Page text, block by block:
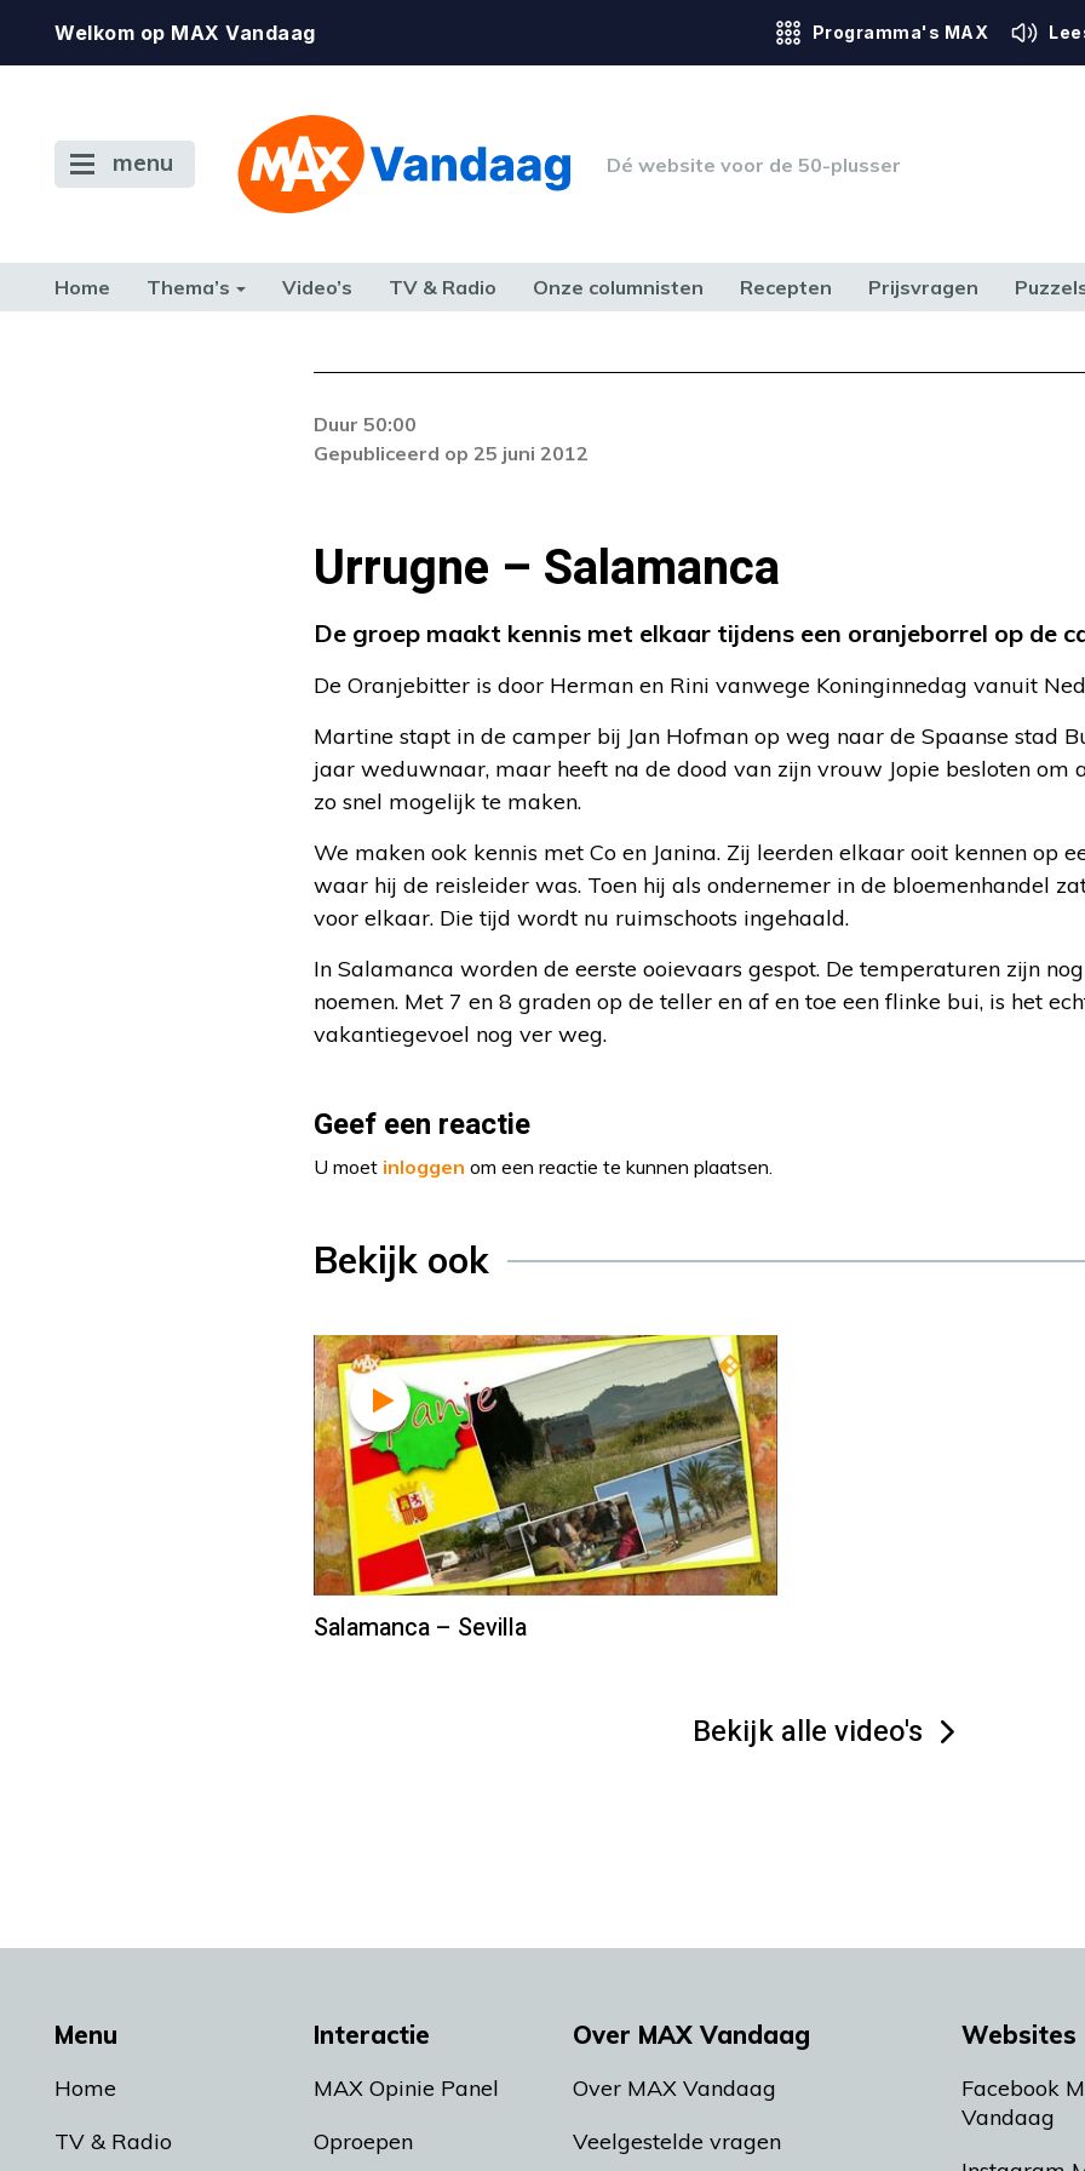
Welkom op MAX Vandaag Programma's MAX
menu Dé website voor de 50-plusser
Home Thema’s Video’s TV & Radio Onze columnisten Recepten Prijsvragen
Er is een fout opgetreden bij het afspelen van de
stream.
Duur 50:00
Gepubliceerd op 25 juni 2012
Urrugne – Salamanca
De groep maakt kennis met elkaar tijdens een oranjeborrel op de
De Oranjebitter is door Herman en Rini vanwege Koninginnedag vanuit
Martine stapt in de camper bij Jan Hofman op weg naar de Spaanse stad
jaar weduwnaar, maar heeft na de dood van zijn vrouw Jopie besloten om
zo snel mogelijk te maken.
We maken ook kennis met Co en Janina. Zij leerden elkaar ooit kennen op
waar hij de reisleider was. Toen hij als ondernemer in de bloemenhandel
voor elkaar. Die tijd wordt nu ruimschoots ingehaald.
In Salamanca worden de eerste ooievaars gespot. De temperaturen zijn
noemen. Met 7 en 8 graden op de teller en af en toe een flinke bui, is het
vakantiegevoel nog ver weg.
Geef een reactie
U moet inloggen om een reactie te kunnen plaatsen.
Bekijk ook
Salamanca – Sevilla
Bekijk alle video's
Menu
Home
TV & Radio
Interactie
MAX Opinie Panel
Oproepen
Over MAX Vandaag
Over MAX Vandaag
Veelgestelde vragen
Websites
Facebook
Vandaag